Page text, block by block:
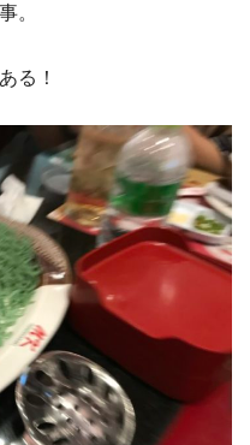
。
る！